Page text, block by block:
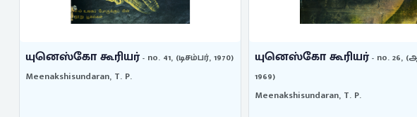
யுனெஸ்கோ கூரியர்- no. 41, (டிசம்பர், 1970)
Meenakshisundaran, T. P.
யுனெஸ்கோ கூரியர்- no. 26,
1969)
Meenakshisundaran, T. P.